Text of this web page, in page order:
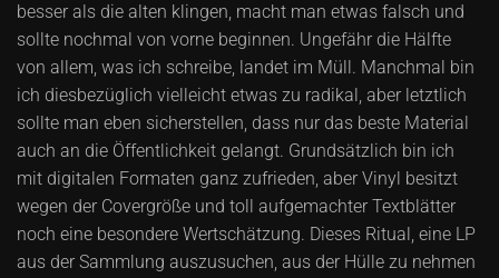
besser als die alten klingen, macht man etwas falsch und
sollte nochmal von vorne beginnen. Ungefähr die Hälfte
von allem, was ich schreibe, landet im Müll. Manchmal bin
ich diesbezüglich vielleicht etwas zu radikal, aber letztlich
sollte man eben sicherstellen, dass nur das beste Material
auch an die Öffentlichkeit gelangt. Grundsätzlich bin ich
mit digitalen Formaten ganz zufrieden, aber Vinyl besitzt
wegen der Covergröße und toll aufgemachter Textblätter
noch eine besondere Wertschätzung. Dieses Ritual, eine LP
aus der Sammlung auszusuchen, aus der Hülle zu nehmen